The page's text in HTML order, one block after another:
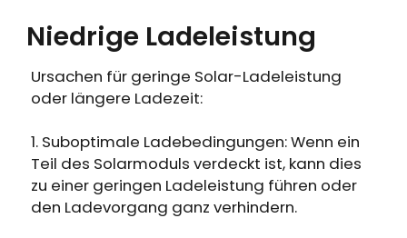
Limitierter!
Läuft auf Hochtouren!
Registrierung
über 2000€
Erhalten Sie regelmäßige Erinnerungen an
die Produktpflege
Erhalten Sie 15% Rabatt, sobald die
Garantie abgelaufen ist
Niedrige Ladeleistung
Ursachen für geringe Solar-Ladeleistung
oder längere Ladezeit:
1. Suboptimale Ladebedingungen: Wenn ein
Teil des Solarmoduls verdeckt ist, kann dies
zu einer geringen Ladeleistung führen oder
den Ladevorgang ganz verhindern.